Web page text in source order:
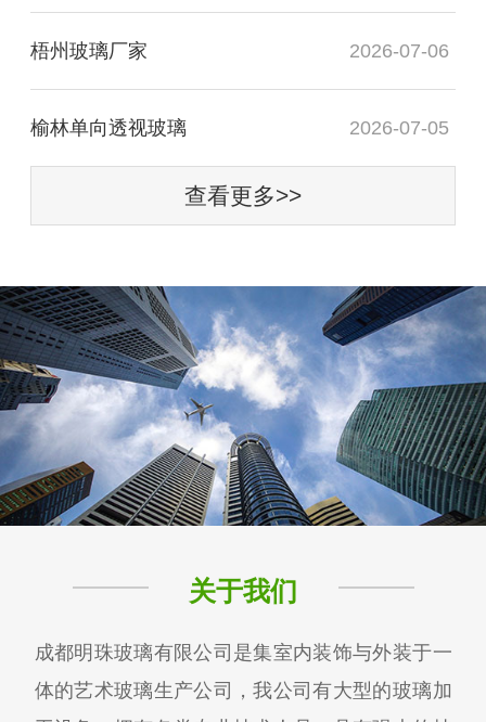
梧州玻璃厂家 2026-07-06
榆林单向透视玻璃 2026-07-05
查看更多>>
关于我们
成都明珠玻璃有限公司是集室内装饰与外装于一
体的艺术玻璃生产公司，我公司有大型的玻璃加